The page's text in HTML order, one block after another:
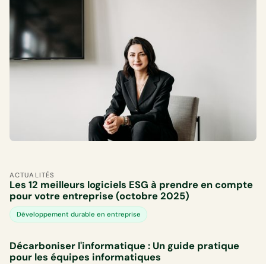
ACTUALITÉS
Les 12 meilleurs logiciels ESG à prendre en compte
pour votre entreprise (octobre 2025)
Développement durable en entreprise
Décarboniser l'informatique : Un guide pratique
pour les équipes informatiques